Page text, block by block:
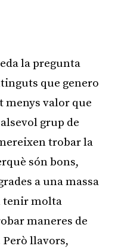
la pregunta
que genero
menys valor que
grup de
trobar la
són bons,
a una massa
tenir molta
maneres de
llavors,